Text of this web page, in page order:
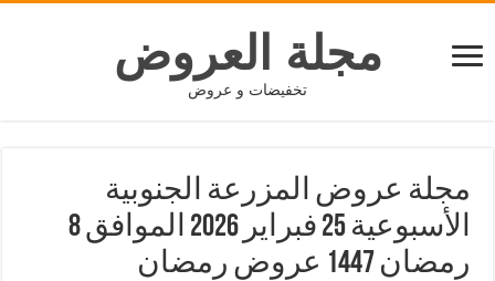
مجلة العروض
تخفيضات و عروض
مجلة عروض المزرعة الجنوبية
الأسبوعية 25 فبراير 2026 الموافق 8
رمضان 1447 عروض رمضان